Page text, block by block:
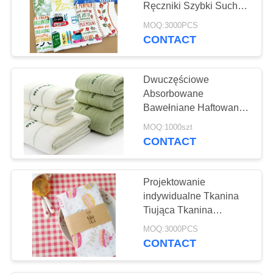
Płótno Płótna Płótna
10
Torba na zakupy
Ręczniki Szybki Suchy
Miękki Włókienniczy Z
Lekkim
MOQ:3000PCS
CONTACT
Dwuczęściowe
Absorbowane
Bawełniane Haftowane
Ręczniki Do Prostych
Zestawów Prezentów
MOQ:1000szt
CONTACT
Projektowanie
indywidualne Tkanina
Tiująca Tkanina
Ręczniki Do Domu /
Tekstylia Hotelowe
MOQ:3000PCS
CONTACT